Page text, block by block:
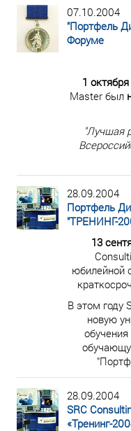
07.10.2004
"Портфель
Форуме
1
Masterбыл
"Лучшая
28.09.2004
Портфель
"ТРЕНИНГ-
13
юбилейной
В этом году
новую
28.09.2004
SRC
«Тренинг-